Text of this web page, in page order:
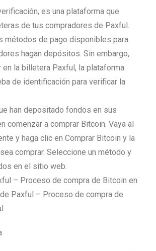
es una plataforma que
de tus compradores de Paxful.
métodos de pago disponibles para
hagan depósitos. Sin embargo,
la billetera Paxful, la plataforma
de identificación para verificar la
han depositado fondos en sus
comenzar a comprar Bitcoin. Vaya al
y haga clic en Comprar Bitcoin y la
comprar. Seleccione un método y
en el sitio web.
– Proceso de compra de Bitcoin en
Paxful – Proceso de compra de